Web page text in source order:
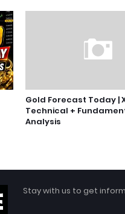
Gold Forecast Today |
Technical +
Analysis
Stay with us to get